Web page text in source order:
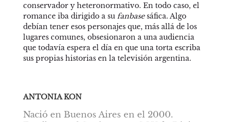
conservador y heteronormativo. En todo caso, el
romance iba dirigido a su fanbase sáfica. Algo
debían tener esos personajes que, más allá de los
lugares comunes, obsesionaron a una audiencia
que todavía espera el día en que una torta escriba
sus propias historias en la televisión argentina.
ANTONIA KON
Nació en Buenos Aires en el 2000.